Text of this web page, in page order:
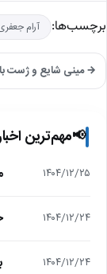
برچسب‌ها: آرام
→ مینی شایع و ژست
📢مهم‌ترین
۱۴۰۴/۱۲/۲۵
۱۴۰۴/۱۲/۲۴
۱۴۰۴/۱۲/۲۴